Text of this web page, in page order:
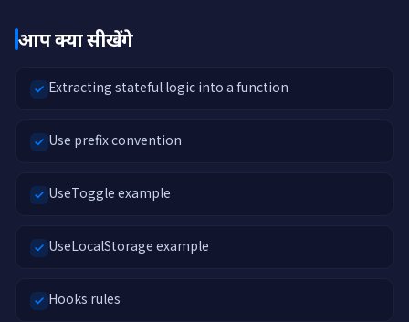
आप क्या सीखेंगे
Extracting stateful logic into a function
Use prefix convention
UseToggle example
UseLocalStorage example
Hooks rules